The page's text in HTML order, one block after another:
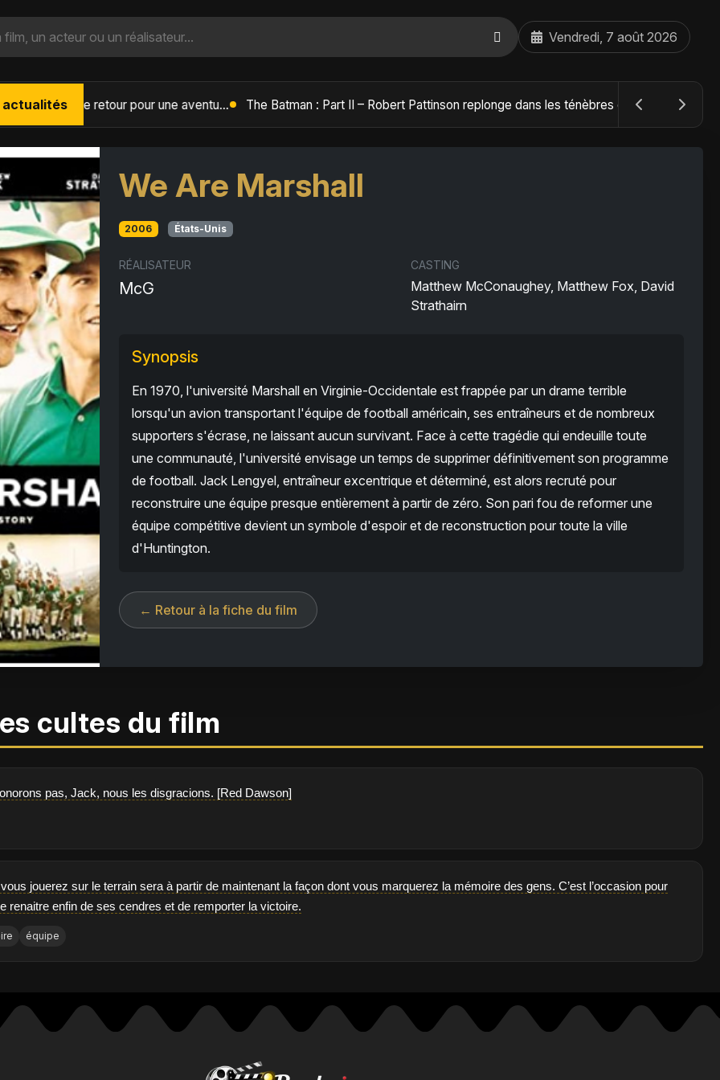
Vendredi, 7 août 2026
actualités L'Âge de Glace : Le Réveil du Volcan – Manny, Sid et Diego de retour pour une aventure explosive The Batman : Part II – Robert Pattinson replonge dans les ténèbres de Gotham dès octobre 2027
We Are Marshall
2006 États-Unis
RÉALISATEUR
McG
CASTING
Matthew McConaughey, Matthew Fox, David
Strathairn
Synopsis
En 1970, l'université Marshall en Virginie-Occidentale est frappée par un drame terrible
lorsqu'un avion transportant l'équipe de football américain, ses entraîneurs et de nombreux
supporters s'écrase, ne laissant aucun survivant. Face à cette tragédie qui endeuille toute
une communauté, l'université envisage un temps de supprimer définitivement son programme
de football. Jack Lengyel, entraîneur excentrique et déterminé, est alors recruté pour
reconstruire une équipe presque entièrement à partir de zéro. Son pari fou de reformer une
équipe compétitive devient un symbole d'espoir et de reconstruction pour toute la ville
d'Huntington.
← Retour à la fiche du film
cultes du film
pas, Jack, nous les disgracions. [Red Dawson]
jouerez sur le terrain sera à partir de maintenant la façon dont vous marquerez la mémoire des gens. C’est l’occasion pour
renaitre enfin de ses cendres et de remporter la victoire.
équipe